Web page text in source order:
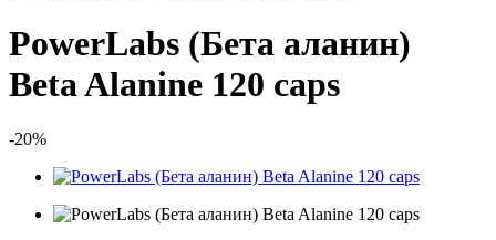
PowerLabs (Бета аланин)
Beta Alanine 120 caps
-20%